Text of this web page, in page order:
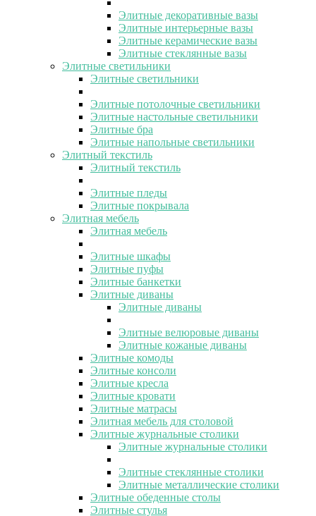
Элитные декоративные вазы
Элитные интерьерные вазы
Элитные керамические вазы
Элитные стеклянные вазы
Элитные светильники
Элитные светильники
Элитные потолочные светильники
Элитные настольные светильники
Элитные бра
Элитные напольные светильники
Элитный текстиль
Элитный текстиль
Элитные пледы
Элитные покрывала
Элитная мебель
Элитная мебель
Элитные шкафы
Элитные пуфы
Элитные банкетки
Элитные диваны
Элитные диваны
Элитные велюровые диваны
Элитные кожаные диваны
Элитные комоды
Элитные консоли
Элитные кресла
Элитные кровати
Элитные матрасы
Элитная мебель для столовой
Элитные журнальные столики
Элитные журнальные столики
Элитные стеклянные столики
Элитные металлические столики
Элитные обеденные столы
Элитные стулья